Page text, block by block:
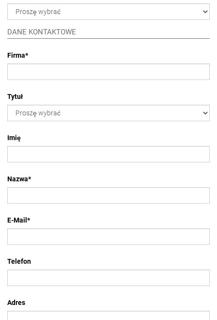
DANE KONTAKTOWE
Firma*
Tytuł
Imię
Nazwa*
E-Mail *
Telefon
Adres